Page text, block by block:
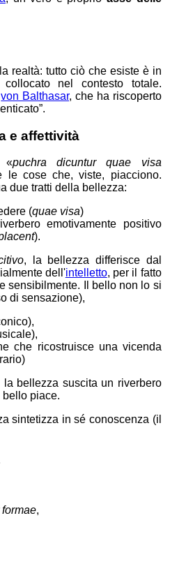
realtà: tutto ciò che esiste è in
nel contesto totale.
von Balthasar, che ha riscoperto
e affettività
«puchra dicuntur quae visa
le cose che, viste, piacciono.
due tratti della bellezza:
(quae visa)
emotivamente positivo
).
, la bellezza differisce dal
dell'intelletto, per il fatto
sensibilmente. Il bello non lo si
di sensazione),
che ricostruisce una vicenda
la bellezza suscita un riverbero
piace.
sintetizza in sé conoscenza (il
,